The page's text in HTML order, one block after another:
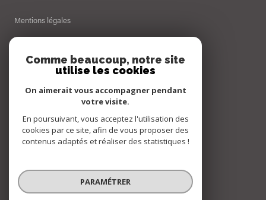
Mentions légales
Réalisé par
Comme beaucoup, notre site
utilise les cookies
On aimerait vous accompagner pendant
votre visite.
En poursuivant, vous acceptez l'utilisation des
cookies par ce site, afin de vous proposer des
contenus adaptés et réaliser des statistiques !
PARAMÉTRER